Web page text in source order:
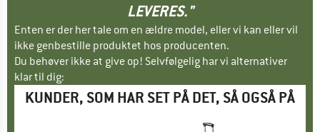
LEVERES."
Enten er der her tale om en ældre model, eller vi kan eller vil
ikke genbestille produktet hos producenten.
Du behøver ikke at give op! Selvfølgelig har vi alternativer
klar til dig:
KUNDER, SOM HAR SET PÅ DET, SÅ OGSÅ PÅ